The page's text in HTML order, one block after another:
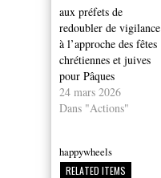
aux préfets de
redoubler de vigilance
à l’approche des fêtes
chrétiennes et juives
pour Pâques
24 mars 2026
Dans "Actions"
happywheels
RELATED ITEMS